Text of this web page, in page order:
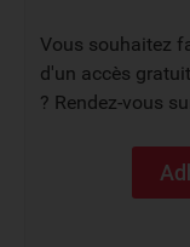
Vous souhaitez
d'un accès
? Rendez-vous